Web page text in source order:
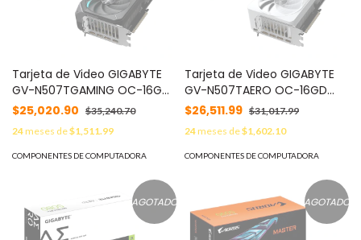
Tarjeta de Video GIGABYTE
GV-N507TGAMING OC-16GD
Procesamiento de gráficos
GeForce RTX 5070 Ti
$25,020.90 $35,240.70
24meses de$1,511.99
COMPONENTES DE COMPUTADORA
Tarjeta de Video GIGABYTE
GV-N507TAERO OC-16GD
Procesamiento de gráficos
GeForce RTX™ 5070 Ti
$26,511.99 $31,017.99
24meses de$1,602.10
COMPONENTES DE COMPUTADORA
AGOTADO AGOTADO